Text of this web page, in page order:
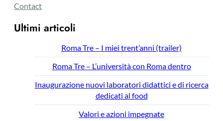
Contact
Ultimi articoli
Roma Tre – I miei trent’anni (trailer)
Roma Tre – L’università con Roma dentro
Inaugurazione nuovi laboratori didattici e di ricerca
dedicati al food
Valori e azioni impegnate